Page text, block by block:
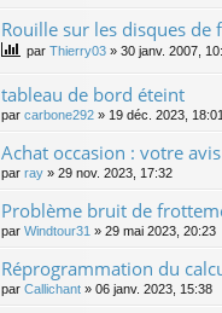
Rouille sur les disques de
par Thierry03 » 30 janv. 2007,
tableau de bord éteint
par carbone292 » 19 déc. 2023, 18:01
Achat occasion : votre
par ray » 29 nov. 2023, 17:32
Problème bruit de
par Windtour31 » 29 mai 2023, 20:23
Réprogrammation du
par Callichant » 06 janv. 2023, 15:38